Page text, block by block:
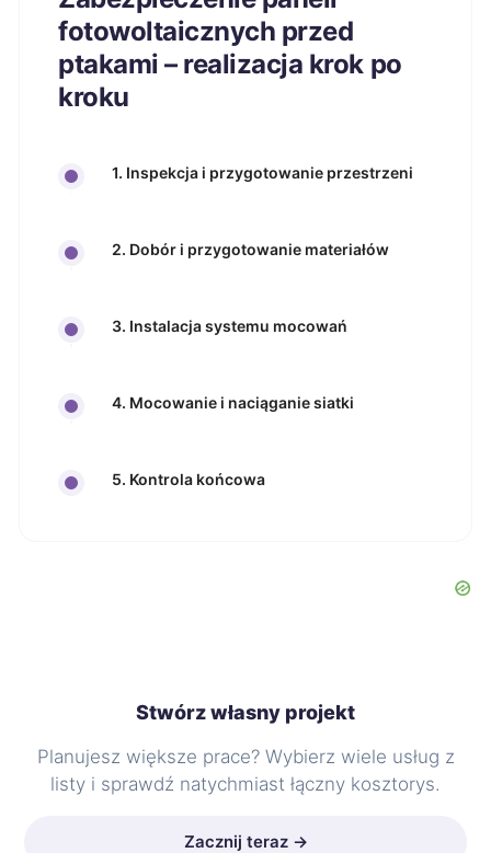
fotowoltaicznych przed
ptakami – realizacja krok po
kroku
1. Inspekcja i przygotowanie przestrzeni
2. Dobór i przygotowanie materiałów
3. Instalacja systemu mocowań
4. Mocowanie i naciąganie siatki
5. Kontrola końcowa
Stwórz własny projekt
Planujesz większe prace? Wybierz wiele usług z
listy i sprawdź natychmiast łączny kosztorys.
Zacznij teraz →